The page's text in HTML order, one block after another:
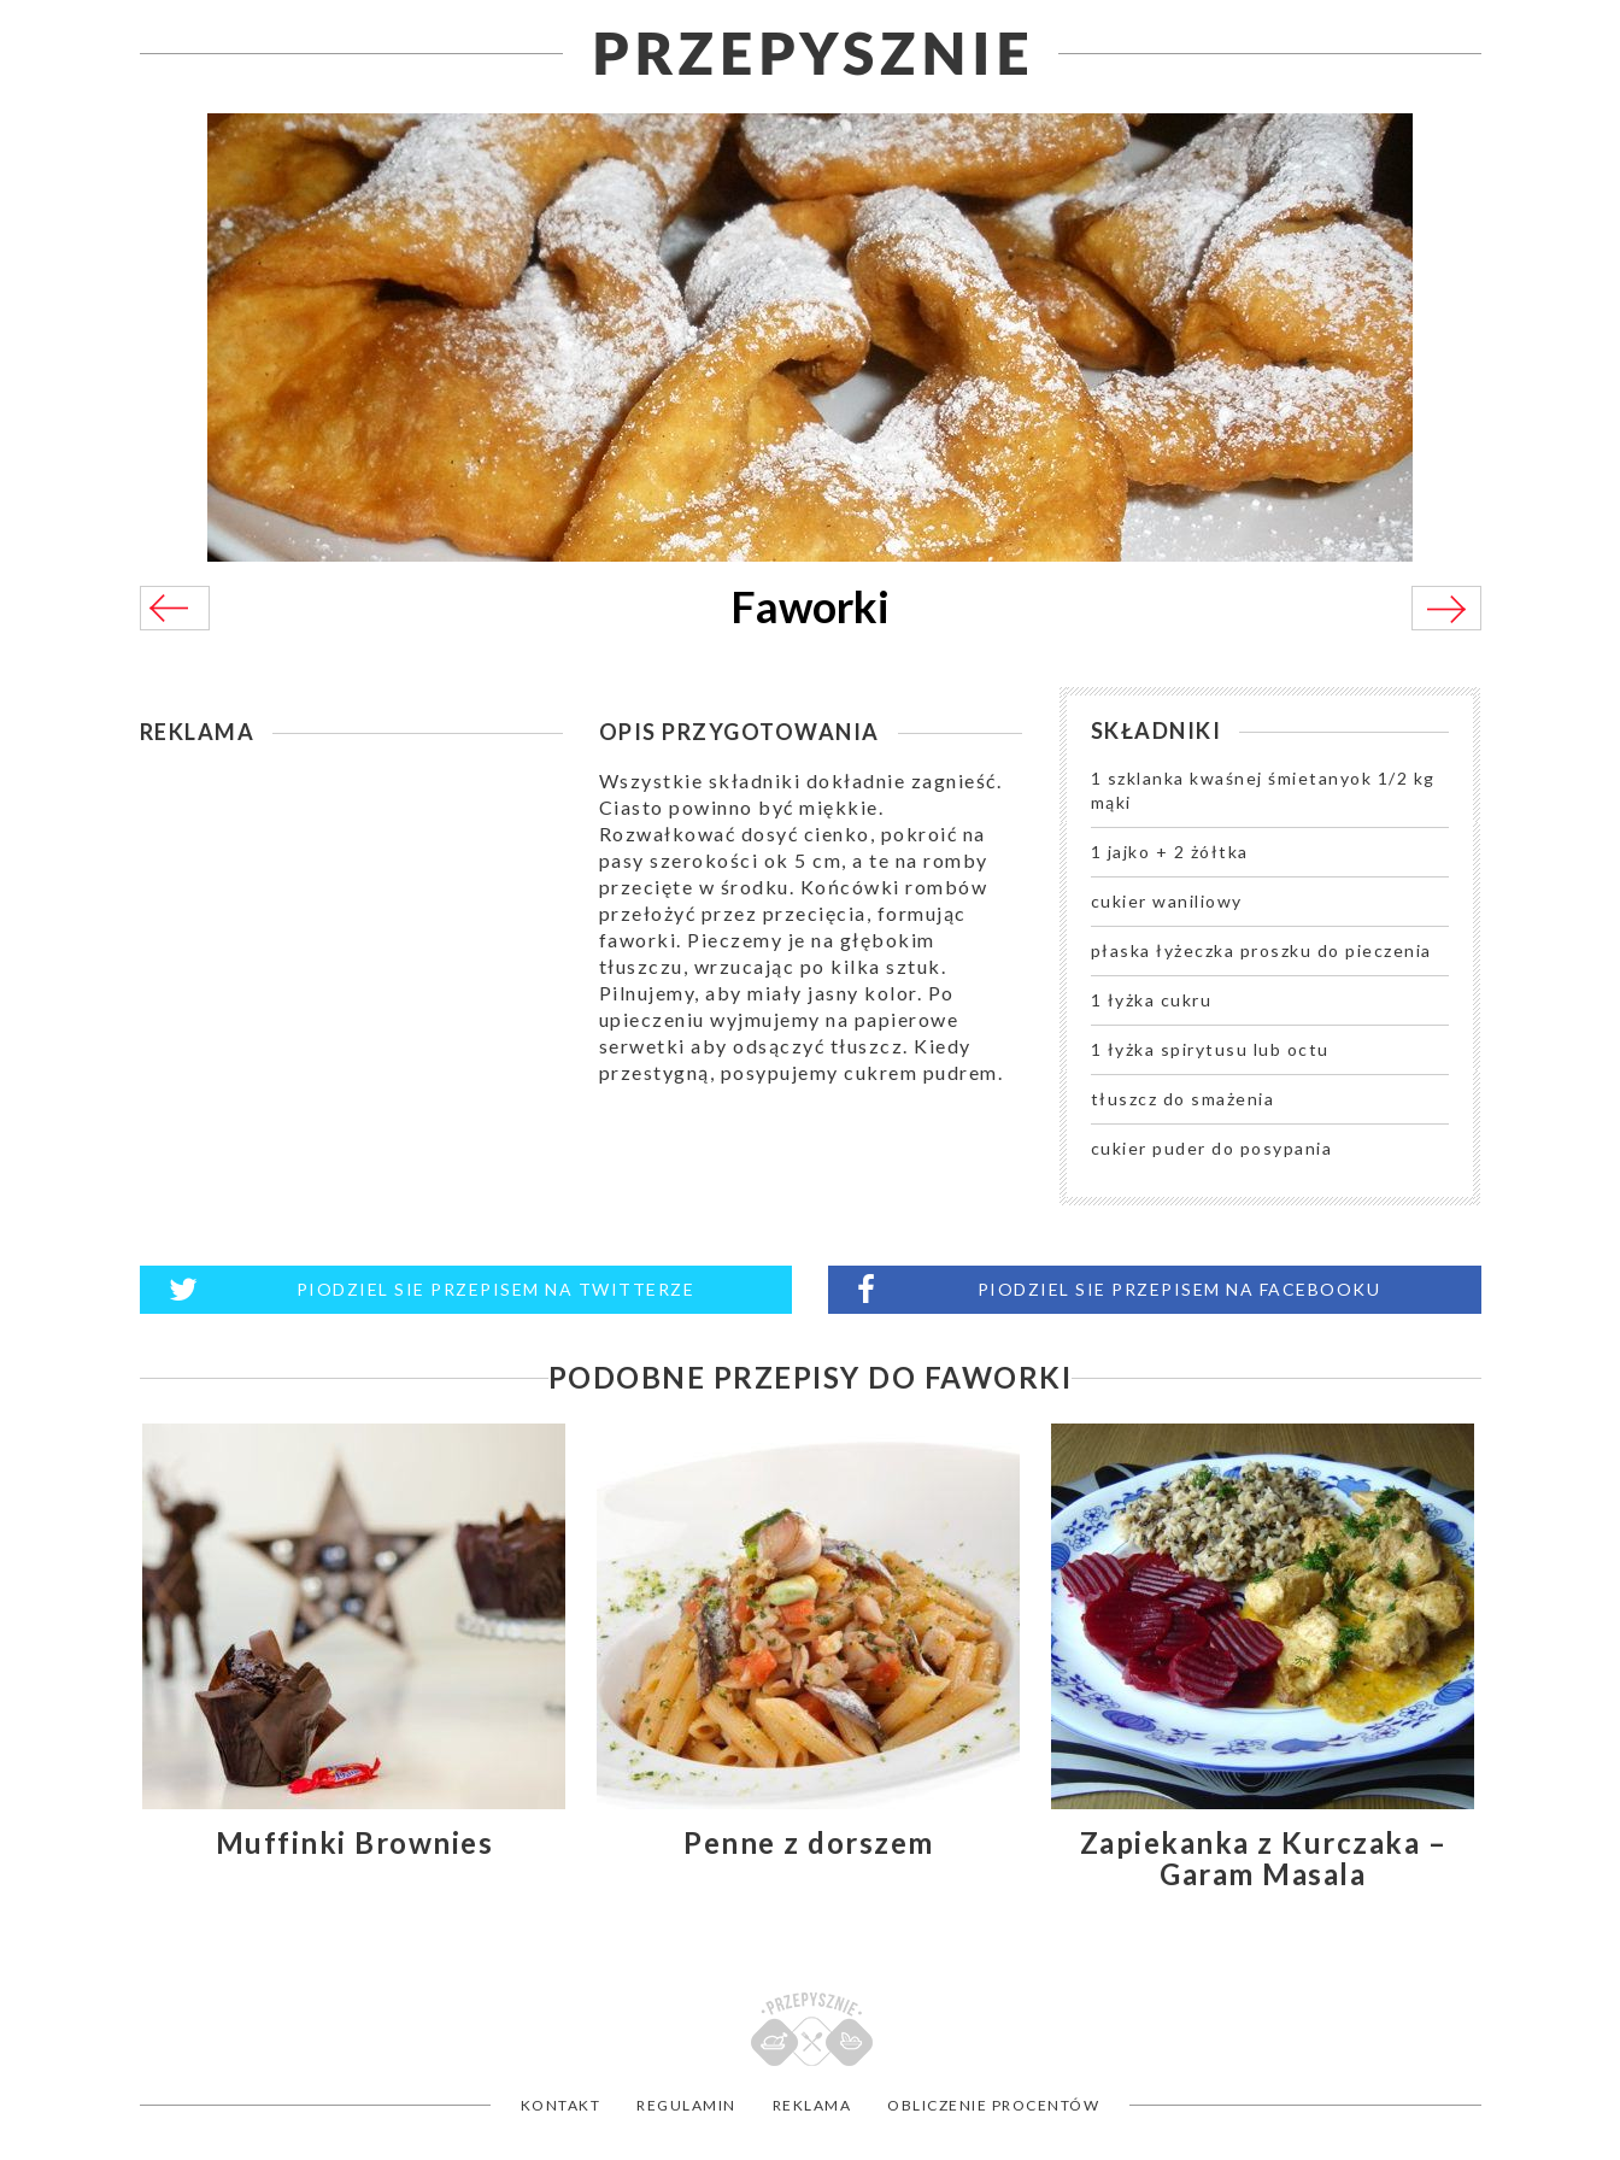
Faworki
REKLAMA OPIS PRZYGOTOWANIA
Wszystkie składniki dokładnie zagnieść.
Ciasto powinno być miękkie.
Rozwałkować dosyć cienko, pokroić na
pasy szerokości ok 5 cm, a te na romby
przecięte w środku. Końcówki rombów
przełożyć przez przecięcia, formując
faworki. Pieczemy je na głębokim
tłuszczu, wrzucając po kilka sztuk.
Pilnujemy, aby miały jasny kolor. Po
upieczeniu wyjmujemy na papierowe
serwetki aby odsączyć tłuszcz. Kiedy
przestygną, posypujemy cukrem pudrem.
SKŁADNIKI
1 szklanka kwaśnej śmietanyok 1/2 kg
mąki
1 jajko + 2 żółtka
cukier waniliowy
płaska łyżeczka proszku do pieczenia
1 łyżka cukru
1 łyżka spirytusu lub octu
tłuszcz do smażenia
cukier puder do posypania
PIODZIEL SIE PRZEPISEM NA TWITTERZE PIODZIEL SIE PRZEPISEM NA FACEBOOKU
PODOBNE PRZEPISY DO FAWORKI
Muffinki Brownies Penne z dorszem
Zapiekanka z Kurczaka –
Garam Masala
KONTAKT REGULAMIN REKLAMA OBLICZENIE PROCENTÓW